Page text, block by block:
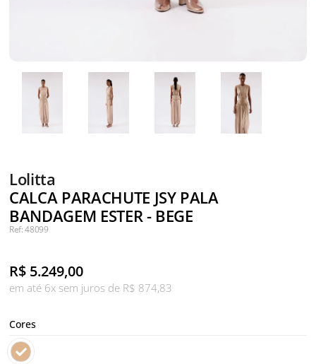
Lolitta
CALCA PARACHUTE JSY PALA
BANDAGEM ESTER - BEGE
Ref: 48099
R$ 5.249,00
em até 6x sem juros de R$ 874,83
Cores